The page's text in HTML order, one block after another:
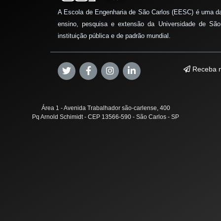
A Escola de Engenharia de São Carlos (EESC) é uma
ensino, pesquisa e extensão da Universidade de
instituição pública e de padrão mundial.
Receba
Área 1 - Avenida Trabalhador são-carlense, 400
Pq Arnold Schimidt - CEP 13566-590 - São Carlos - SP